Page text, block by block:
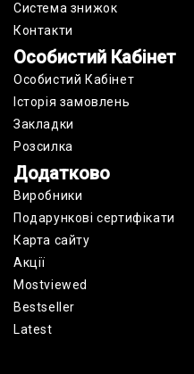
Cистема знижок
Контакти
Особистий Кабінет
Особистий Кабінет
Історія замовлень
Закладки
Розсилка
Додатково
Виробники
Подарункові сертифікати
Карта сайту
Акції
Mostviewed
Bestseller
Latest